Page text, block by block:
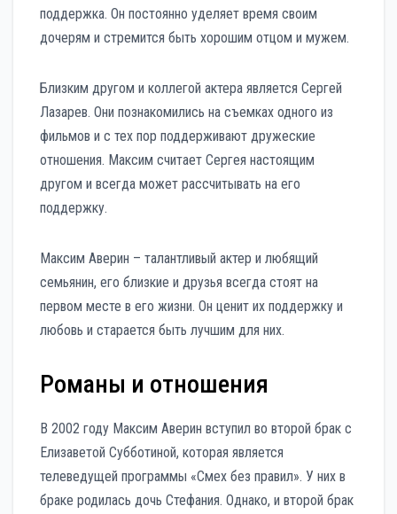
поддержка. Он постоянно уделяет время своим
дочерям и стремится быть хорошим отцом и мужем.
Близким другом и коллегой актера является Сергей
Лазарев. Они познакомились на съемках одного из
фильмов и с тех пор поддерживают дружеские
отношения. Максим считает Сергея настоящим
другом и всегда может рассчитывать на его
поддержку.
Максим Аверин – талантливый актер и любящий
семьянин, его близкие и друзья всегда стоят на
первом месте в его жизни. Он ценит их поддержку и
любовь и старается быть лучшим для них.
Романы и отношения
В 2002 году Максим Аверин вступил во второй брак с
Елизаветой Субботиной, которая является
телеведущей программы «Смех без правил». У них в
браке родилась дочь Стефания. Однако, и второй брак